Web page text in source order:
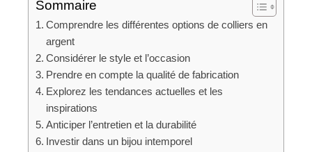
Sommaire
Comprendre les différentes options de colliers en
argent
Considérer le style et l’occasion
Prendre en compte la qualité de fabrication
Explorez les tendances actuelles et les
inspirations
Anticiper l’entretien et la durabilité
Investir dans un bijou intemporel